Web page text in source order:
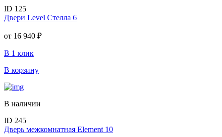
ID 125
Двери Level Стелла 6
от 16 940 ₽
В 1 клик
В корзину
В наличии
ID 245
Дверь межкомнатная Element 10